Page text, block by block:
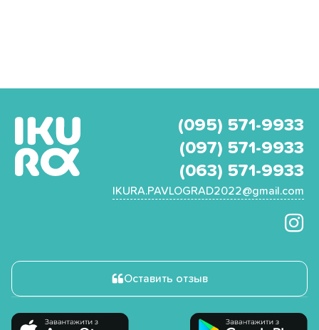
(095) 571-9933
(097) 571-9933
(063) 571-9933
IKURA.PAVLOGRAD2022@gmail.com
Оставить отзыв